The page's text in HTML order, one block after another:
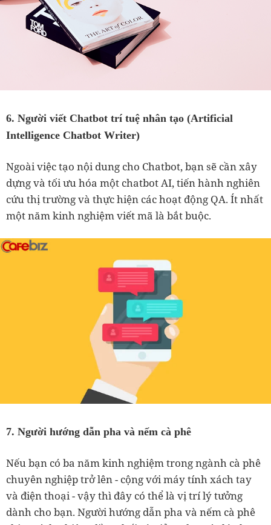
6. Người viết Chatbot trí tuệ nhân tạo (Artificial
Intelligence Chatbot Writer)
Ngoài việc tạo nội dung cho Chatbot, bạn sẽ cần xây
dựng và tối ưu hóa một chatbot AI, tiến hành nghiên
cứu thị trường và thực hiện các hoạt động QA. Ít nhất
một năm kinh nghiệm viết mã là bắt buộc.
7. Người hướng dẫn pha và nếm cà phê
Nếu bạn có ba năm kinh nghiệm trong ngành cà phê
chuyên nghiệp trở lên - cộng với máy tính xách tay
và điện thoại - vậy thì đây có thể là vị trí lý tưởng
dành cho bạn. Người hướng dẫn pha và nếm cà phê